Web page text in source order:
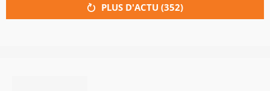
PLUS D'ACTU (352)